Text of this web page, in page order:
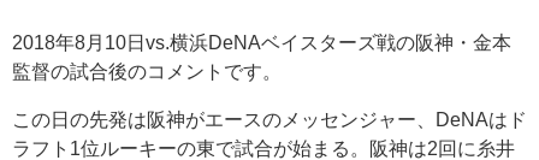
2018年8月10日vs.横浜DeNAベイスターズ戦の阪神・金本
監督の試合後のコメントです。
この日の先発は阪神がエースのメッセンジャー、DeNAはド
ラフト1位ルーキーの東で試合が始まる。阪神は2回に糸井